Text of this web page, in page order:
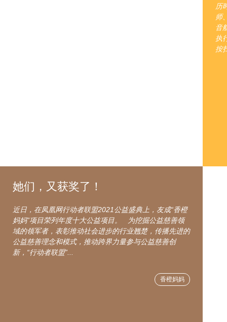
她们，又获奖了！
近日，在凤凰网行动者联盟2021公益盛典上，友成“香橙
妈妈”项目荣列年度十大公益项目。 为挖掘公益慈善领
域的领军者，表彰推动社会进步的行业翘楚，传播先进的
公益慈善理念和模式，推动跨界力量参与公益慈善创
新，“行动者联盟”...
香橙妈妈
历
师
音
执
按